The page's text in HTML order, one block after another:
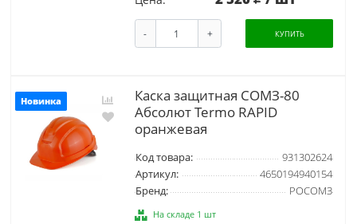
- + КУПИТЬ
Новинка
Каска защитная СОМЗ-80
Абсолют Termo RAPID
оранжевая
Код товара:
931302624
Артикул:
4650194940154
Бренд:
РОСОМЗ
На складе 1 шт